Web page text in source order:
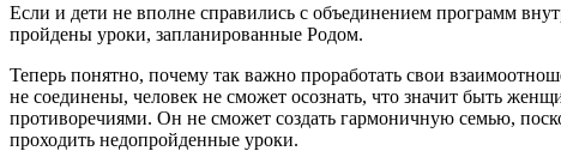
Если и дети не вполне справились с объединением программ
пройдены уроки, запланированные Родом.
Теперь понятно, почему так важно проработать свои
не соединены, человек не сможет осознать, что значит быть
противоречиями. Он не сможет создать гармоничную семью,
проходить недопройденные уроки.